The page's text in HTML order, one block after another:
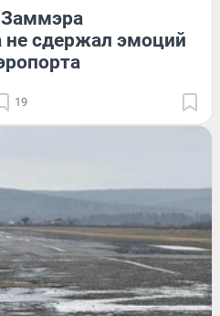
Заммэра
не сдержал эмоций
19